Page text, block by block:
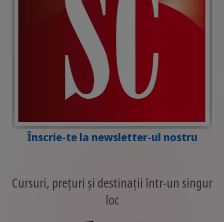
Înscrie-te la newsletter-ul nostru
Cursuri, prețuri și destinații într-un singur
loc